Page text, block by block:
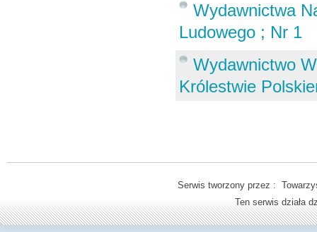
Wydawnictwa
Ludowego ; Nr 1
Wydawnictwo
Królestwie
Serwis tworzony przez :
Ten serwis działa